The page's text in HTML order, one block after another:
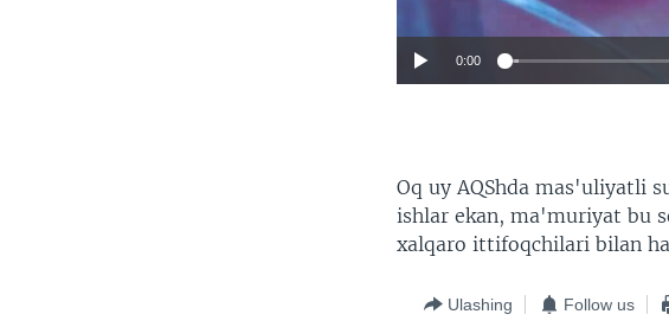
0:00
Oq uy AQShda mas'uliyatli
ishlar ekan, ma'muriyat bu
xalqaro ittifoqchilari bilan
Ulashing Follow us